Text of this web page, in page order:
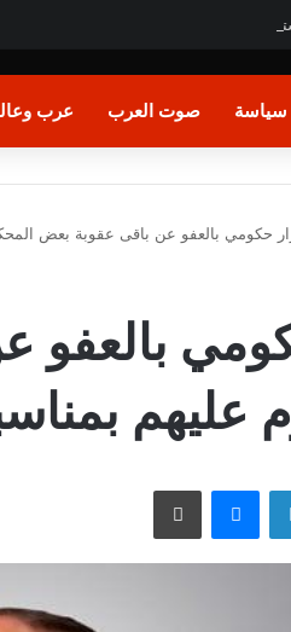
تسجيل رغبات المرحلة الأولى..
سياسة صوت العرب عرب
حكومي بالعفو عن باقى عقوبة بعض المحكوم
بالعفو
بمناسبة
لينكدإن ماسنجر طباعة